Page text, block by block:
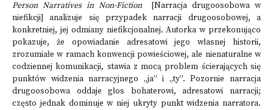
Person Narratives in Non-Fiction[Narracja drugoosobowa w
niefikcji] analizuje się przypadek narracji drugoosobowej, a
konkretniej, jej odmiany niefikcjonalnej. Autorka w przekonująco
pokazuje, że opowiadanie adresatowi jego własnej historii,
zrozumiałe w ramach konwencji powieściowej, ale nienaturalne w
codziennej komunikacji, stawia z mocą problem ścierających się
punktów widzenia narracyjnego „ja” i „ty”. Pozornie narracja
drugoosobowa oddaje głos bohaterowi, adresatowi narracji;
często jednak dominuje w niej ukryty punkt widzenia narratora.